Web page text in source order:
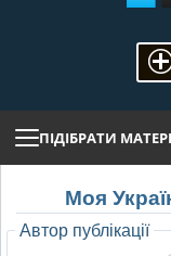
ПІДІБРАТИ
Моя
Автор публікації